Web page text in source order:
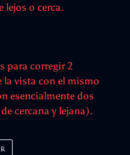
lejos o cerca.
para corregir 2
vista con el mismo
esencialmente dos
cercana y lejana).